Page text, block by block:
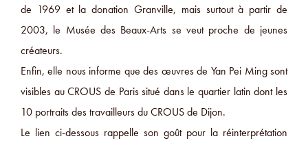
de 1969 et la donation Granville, mais surtout à partir de
2003, le Musée des Beaux-Arts se veut proche de jeunes
créateurs.
Enfin, elle nous informe que des œuvres de Yan Pei Ming sont
visibles au CROUS de Paris situé dans le quartier latin dont les
10 portraits des travailleurs du CROUS de Dijon.
Le lien ci-dessous rappelle son goût pour la réinterprétation